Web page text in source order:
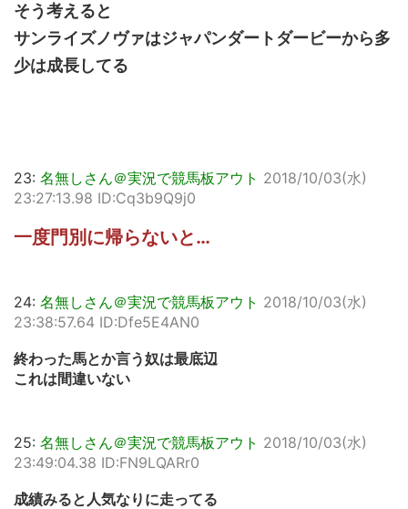
そう考えると
サンライズノヴァはジャパンダートダービーから多
少は成長してる
23: 名無しさん＠実況で競馬板アウト 2018/10/03(水)
23:27:13.98 ID:Cq3b9Q9j0
一度門別に帰らないと…
24: 名無しさん＠実況で競馬板アウト 2018/10/03(水)
23:38:57.64 ID:Dfe5E4AN0
終わった馬とか言う奴は最底辺
これは間違いない
25: 名無しさん＠実況で競馬板アウト 2018/10/03(水)
23:49:04.38 ID:FN9LQARr0
成績みると人気なりに走ってる